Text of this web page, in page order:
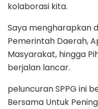
kolaborasi kita.
Saya mengharapkan
Pemerintah Daerah,
Masyarakat, hingga
berjalan lancar.
peluncuran SPPG ini
Bersama Untuk